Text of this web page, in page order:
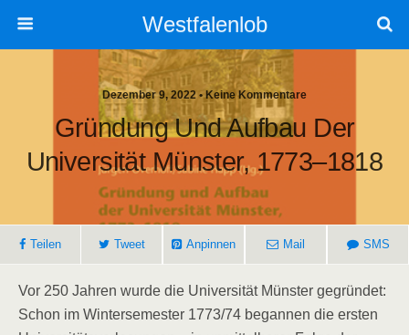
Westfalenlob
Dezember 9, 2022 • Keine Kommentare
Gründung Und Aufbau Der
Universität Münster, 1773–1818
Teilen Tweet Anpinnen Mail SMS
Vor 250 Jahren wurde die Universität Münster gegründet:
Schon im Wintersemester 1773/74 begannen die ersten